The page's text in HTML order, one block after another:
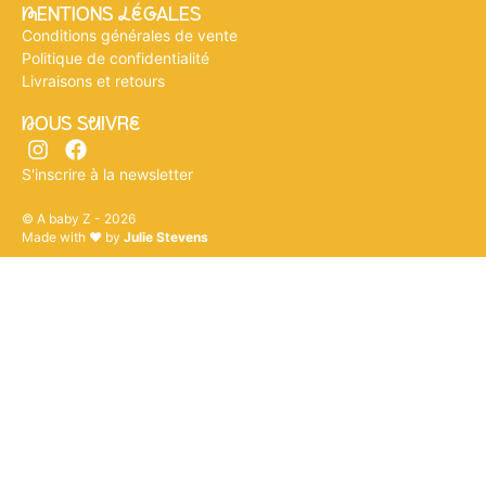
mENTIONS légALES
Conditions générales de vente
Politique de confidentialité
Livraisons et retours
nOUS SuIVRe
S'inscrire à la newsletter
© A baby Z - 2026
Made with ♥ by Julie Stevens